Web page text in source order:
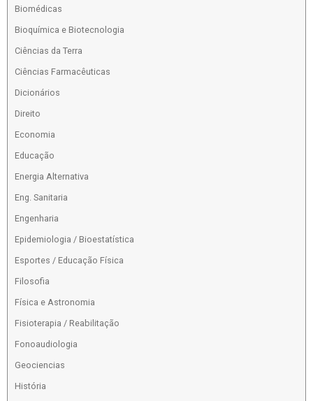
Biomédicas
Bioquímica e Biotecnologia
Ciências da Terra
Ciências Farmacêuticas
Dicionários
Direito
Economia
Educação
Energia Alternativa
Eng. Sanitaria
Engenharia
Epidemiologia / Bioestatística
Esportes / Educação Física
Filosofia
Física e Astronomia
Fisioterapia / Reabilitação
Fonoaudiologia
Geociencias
História